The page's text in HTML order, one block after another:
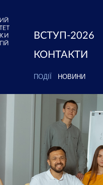
ВСТУП-2026
КОНТАКТИ
ПОДІЇ НОВИНИ